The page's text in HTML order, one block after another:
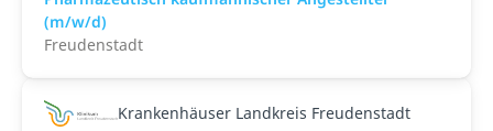
(m/w/d)
Freudenstadt
Krankenhäuser Landkreis Freudenstadt